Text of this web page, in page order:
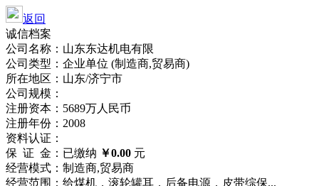
返回
诚信档案
公司名称：山东东达机电有限
公司类型：企业单位 (制造商,贸易商)
所在地区：山东/济宁市
公司规模：
注册资本：5689万人民币
注册年份：2008
资料认证：
保 证 金：已缴纳 ￥0.00 元
经营模式：制造商,贸易商
经营范围：给煤机，滚轮罐耳，后备电源，皮带综保...